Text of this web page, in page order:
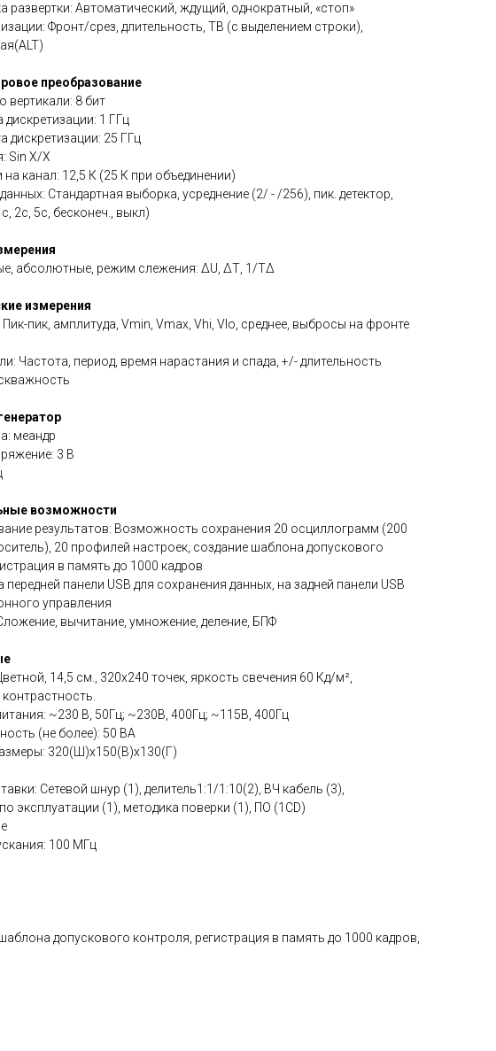
развертки: Автоматический, ждущий, однократный, «стоп»
Фронт/срез, длительность, ТВ (с выделением строки),
преобразование
вертикали: 8 бит
1 ГГц
дискретизации: 25 ГГц
Sin X/X
канал: 12,5 К (25 К при объединении)
Стандартная выборка, усреднение (2/ - /256), пик. детектор,
2с, 5с, бесконеч., выкл)
абсолютные, режим слежения: ∆U, ∆Т, 1/Т∆
измерения
Пик-пик, амплитуда, Vmin, Vmax, Vhi, Vlo, среднее, выбросы на фронте
Частота, период, время нарастания и спада, +/- длительность
меандр
3 В
возможности
результатов: Возможность сохранения 20 осциллограмм (200
20 профилей настроек, создание шаблона допускового
в память до 1000 кадров
передней панели USB для сохранения данных, на задней панели USB
управления
вычитание, умножение, деление, БПФ
14,5 см., 320х240 точек, яркость свечения 60 Кд/м²,
~230 В, 50Гц; ~230В, 400Гц; ~115В, 400Гц
(не более): 50 ВА
320(Ш)х150(В)х130(Г)
Сетевой шнур (1), делитель1:1/1:10(2), ВЧ кабель (3),
эксплуатации (1), методика поверки (1), ПО (1СD)
100 МГц
допускового контроля, регистрация в память до 1000 кадров,